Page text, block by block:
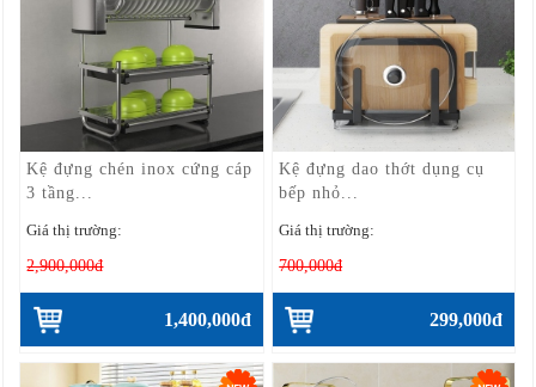
Kệ đựng chén inox cứng cáp
3 tầng...
Giá thị trường:
2,900,000đ
1,400,000đ
Kệ đựng dao thớt dụng cụ
bếp nhỏ...
Giá thị trường:
700,000đ
299,000đ